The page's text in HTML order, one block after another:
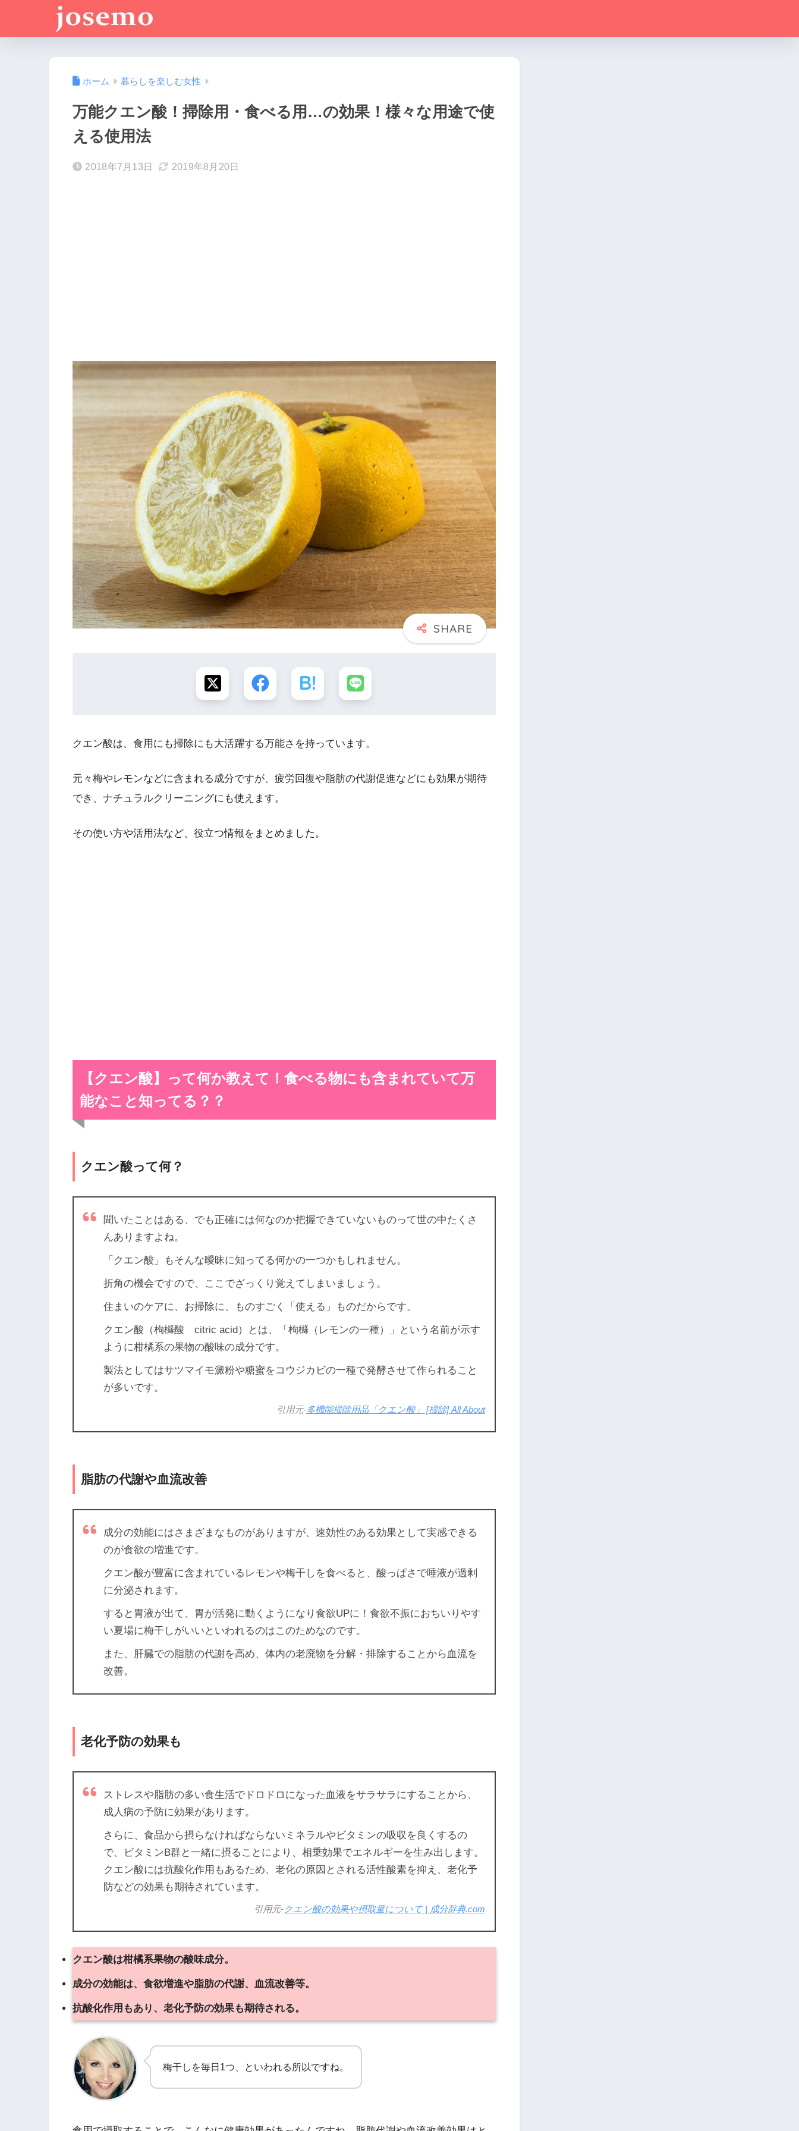
ホーム 暮らしを楽しむ女性
万能クエン酸！掃除用・食べる用…の効果！様々な用途で使
える使用法
2018年7月13日 2019年8月20日
クエン酸は、食用にも掃除にも大活躍する万能さを持っています。
元々梅やレモンなどに含まれる成分ですが、疲労回復や脂肪の代謝促進などにも効果が期待
でき、ナチュラルクリーニングにも使えます。
その使い方や活用法など、役立つ情報をまとめました。
【クエン酸】って何か教えて！ 食べる物にも含まれていて万
能なこと知ってる？？
クエン酸って何？
聞いたことはある、でも正確には何なのか把握できていないものって世の中たくさ
んありますよね。
「クエン酸」もそんな曖昧に知ってる何かの一つかもしれません。
折角の機会ですので、ここでざっくり覚えてしまいましょう。
住まいのケアに、お掃除に、ものすごく「使える」ものだからです。
クエン酸（枸櫞酸 citric acid）とは、「枸櫞（レモンの一種）」という名前が示す
ように柑橘系の果物の酸味の成分です。
製法としてはサツマイモ澱粉や糖蜜をコウジカビの一種で発酵させて作られること
が多いです。
引用元-多機能掃除用品「クエン酸」 [掃除] All About
脂肪の代謝や血流改善
成分の効能にはさまざまなものがありますが、速効性のある効果として実感できる
のが食欲の増進です。
クエン酸が豊富に含まれているレモンや梅干しを食べると、酸っぱさで唾液が過剰
に分泌されます。
すると胃液が出て、胃が活発に動くようになり食欲UPに！食欲不振におちいりやす
い夏場に梅干しがいいといわれるのはこのためなのです。
また、肝臓での脂肪の代謝を高め、体内の老廃物を分解・排除することから血流を
改善。
老化予防の効果も
ストレスや脂肪の多い食生活でドロドロになった血液をサラサラにすることから、
成人病の予防に効果があります。
さらに、食品から摂らなければならないミネラルやビタミンの吸収を良くするの
で、ビタミンB群と一緒に摂ることにより、相乗効果でエネルギーを生み出します。
クエン酸には抗酸化作用もあるため、老化の原因とされる活性酸素を抑え、老化予
防などの効果も期待されています。
引用元-クエン酸の効果や摂取量について | 成分辞典.com
クエン酸は柑橘系果物の酸味成分。
成分の効能は、食欲増進や脂肪の代謝、血流改善等。
抗酸化作用もあり、老化予防の効果も期待される。
梅干しを毎日1つ、といわれる所以ですね。